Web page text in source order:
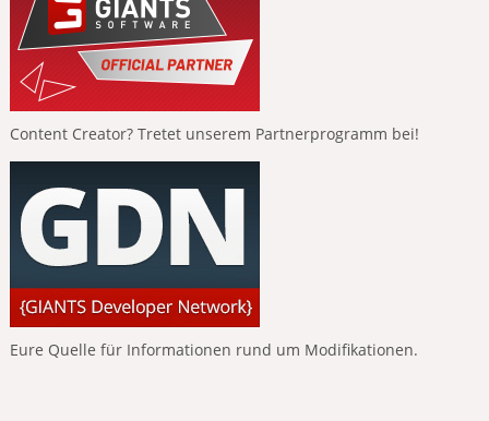
Content Creator? Tretet unserem Partnerprogramm bei!
Eure Quelle für Informationen rund um Modifikationen.